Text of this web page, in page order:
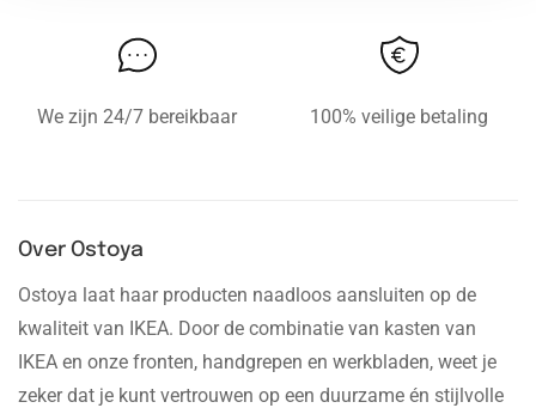
We zijn 24/7 bereikbaar 100% veilige betaling
Over Ostoya
Ostoya laat haar producten naadloos aansluiten op de
kwaliteit van IKEA. Door de combinatie van kasten van
IKEA en onze fronten, handgrepen en werkbladen, weet je
zeker dat je kunt vertrouwen op een duurzame én stijlvolle